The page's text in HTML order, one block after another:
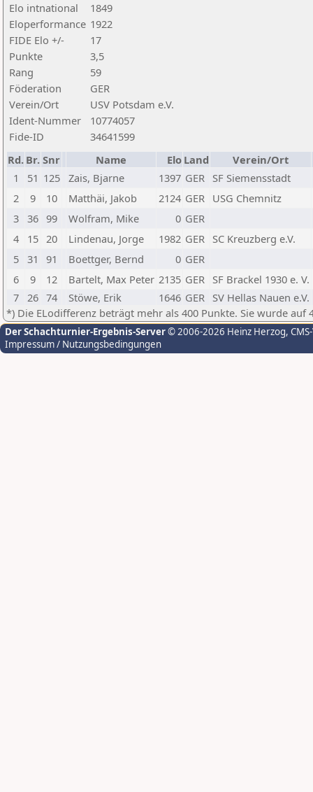
Elo intnational
1849
Eloperformance 1922
FIDE Elo +/-
17
Punkte
3,5
Rang
59
Föderation
GER
Verein/Ort
USV Potsdam e.V.
Ident-Nummer
10774057
Fide-ID
34641599
Rd. Br. Snr Name Elo Land Verein/Ort
1
51 125 Zais, Bjarne 1397 GER SF Siemensstadt
2
9 10 Matthäi, Jakob 2124 GER USG Chemnitz
3
36 99 Wolfram, Mike 0 GER
4
15 20 Lindenau, Jorge 1982 GER SC Kreuzberg e.V.
5
31 91 Boettger, Bernd 0 GER
6
9 12 Bartelt, Max Peter 2135 GER SF Brackel 1930 e. V.
7
26 74 Stöwe, Erik 1646 GER SV Hellas Nauen e.V.
*) Die ELodifferenz beträgt mehr als 400 Punkte. Sie wurde auf
Der Schachturnier-Ergebnis-Server© 2006-2026 Heinz Herzog,
Impressum / Nutzungsbedingungen